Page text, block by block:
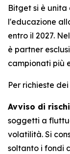
Bitget si è unita
l'educazione
entro il 2027.
è partner
campionati più
Per richieste
Avviso di
soggetti a
volatilità. Si
soltanto i fondi